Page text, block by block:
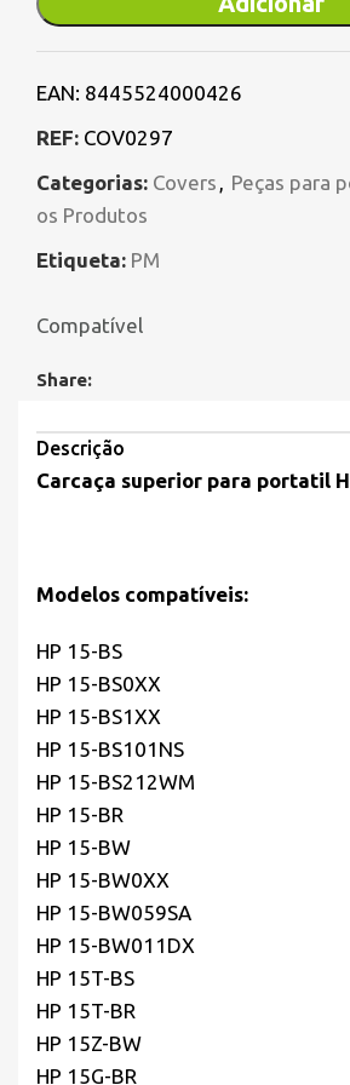
EAN: 8445524000426
REF: COV0297
Categorias: Covers , Peças para
os Produtos
Etiqueta: PM
Compatível
Share:
Descrição
Carcaça superior para portatil
Modelos compatíveis:
HP 15-BS
HP 15-BS0XX
HP 15-BS1XX
HP 15-BS101NS
HP 15-BS212WM
HP 15-BR
HP 15-BW
HP 15-BW0XX
HP 15-BW059SA
HP 15-BW011DX
HP 15T-BS
HP 15T-BR
HP 15Z-BW
HP 15G-BR